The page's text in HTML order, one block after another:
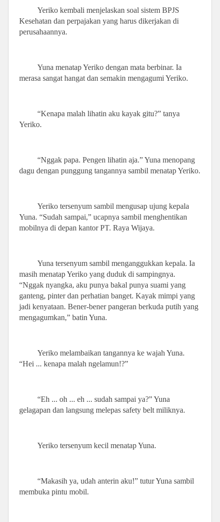
Yeriko kembali menjelaskan soal sistem BPJS
Kesehatan dan perpajakan yang harus dikerjakan di
perusahaannya.
Yuna menatap Yeriko dengan mata berbinar. Ia
merasa sangat hangat dan semakin mengagumi Yeriko.
“Kenapa malah lihatin aku kayak gitu?” tanya
Yeriko.
“Nggak papa. Pengen lihatin aja.” Yuna menopang
dagu dengan punggung tangannya sambil menatap Yeriko.
Yeriko tersenyum sambil mengusap ujung kepala
Yuna. “Sudah sampai,” ucapnya sambil menghentikan
mobilnya di depan kantor PT. Raya Wijaya.
Yuna tersenyum sambil menganggukkan kepala. Ia
masih menatap Yeriko yang duduk di sampingnya.
“Nggak nyangka, aku punya bakal punya suami yang
ganteng, pinter dan perhatian banget. Kayak mimpi yang
jadi kenyataan. Bener-bener pangeran berkuda putih yang
mengagumkan,” batin Yuna.
Yeriko melambaikan tangannya ke wajah Yuna.
“Hei ... kenapa malah ngelamun!?”
“Eh ... oh ... eh ... sudah sampai ya?” Yuna
gelagapan dan langsung melepas safety belt miliknya.
Yeriko tersenyum kecil menatap Yuna.
“Makasih ya, udah anterin aku!” tutur Yuna sambil
membuka pintu mobil.